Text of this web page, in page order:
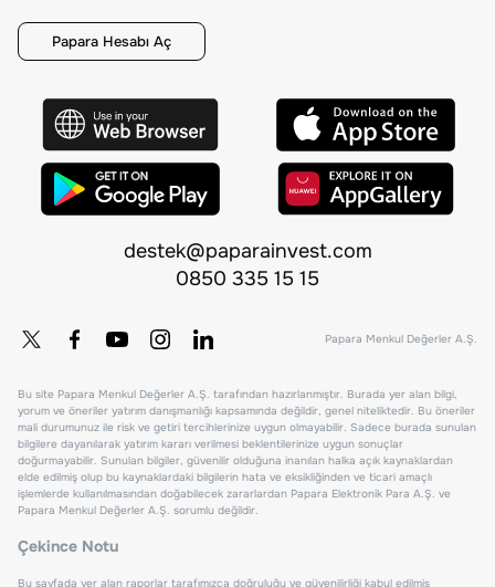
Papara Hesabı Aç
destek@paparainvest.com
0850 335 15 15
Papara Menkul Değerler A.Ş.
Bu site Papara Menkul Değerler A.Ş. tarafından hazırlanmıştır. Burada yer alan bilgi,
yorum ve öneriler yatırım danışmanlığı kapsamında değildir, genel niteliktedir. Bu öneriler
mali durumunuz ile risk ve getiri tercihlerinize uygun olmayabilir. Sadece burada sunulan
bilgilere dayanılarak yatırım kararı verilmesi beklentilerinize uygun sonuçlar
doğurmayabilir. Sunulan bilgiler, güvenilir olduğuna inanılan halka açık kaynaklardan
elde edilmiş olup bu kaynaklardaki bilgilerin hata ve eksikliğinden ve ticari amaçlı
işlemlerde kullanılmasından doğabilecek zararlardan Papara Elektronik Para A.Ş. ve
Papara Menkul Değerler A.Ş. sorumlu değildir.
Çekince Notu
Bu sayfada yer alan raporlar tarafımızca doğruluğu ve güvenilirliği kabul edilmiş